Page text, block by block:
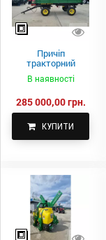
Причіп
тракторний
самоскидний
Spike 2 ПТС-4
В наявності
285 000,00 грн.
КУПИТИ